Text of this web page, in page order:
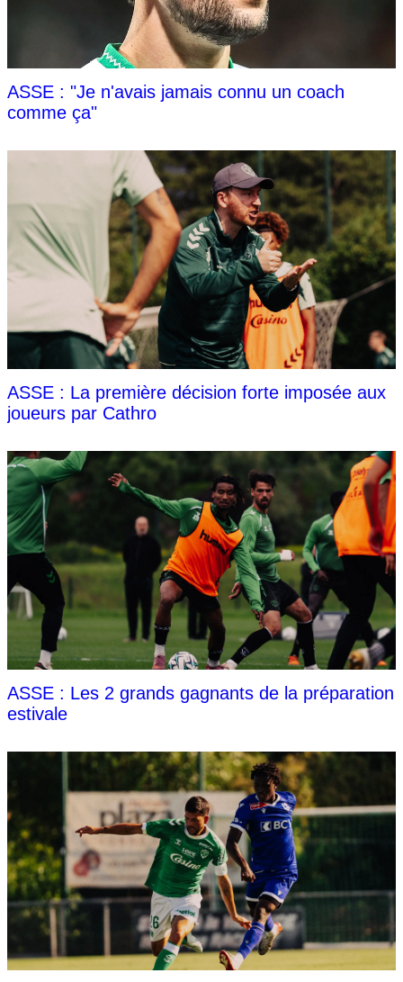
ASSE : "Je n'avais jamais connu un coach
comme ça"
ASSE : La première décision forte imposée aux
joueurs par Cathro
ASSE : Les 2 grands gagnants de la préparation
estivale